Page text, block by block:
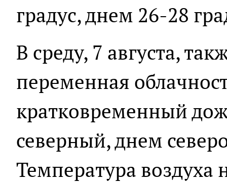
градус, днем 26-28
В среду, 7 августа,
переменная
кратковременный
северный, днем
Температура воздуха